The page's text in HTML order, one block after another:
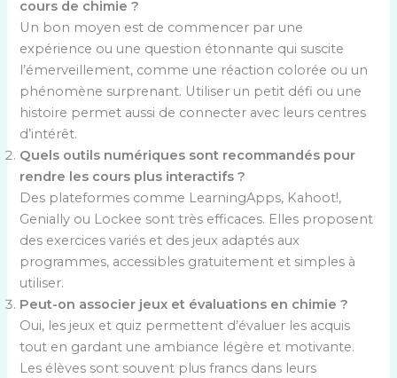
cours de chimie ?
Un bon moyen est de commencer par une
expérience ou une question étonnante qui suscite
l’émerveillement, comme une réaction colorée ou un
phénomène surprenant. Utiliser un petit défi ou une
histoire permet aussi de connecter avec leurs centres
d’intérêt.
Quels outils numériques sont recommandés pour
rendre les cours plus interactifs ?
Des plateformes comme LearningApps, Kahoot!,
Genially ou Lockee sont très efficaces. Elles proposent
des exercices variés et des jeux adaptés aux
programmes, accessibles gratuitement et simples à
utiliser.
Peut-on associer jeux et évaluations en chimie ?
Oui, les jeux et quiz permettent d’évaluer les acquis
tout en gardant une ambiance légère et motivante.
Les élèves sont souvent plus francs dans leurs